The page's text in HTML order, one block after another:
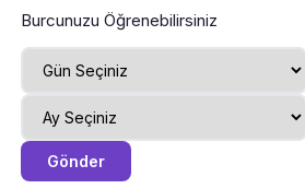
Burcunuzu Öğrenebilirsiniz